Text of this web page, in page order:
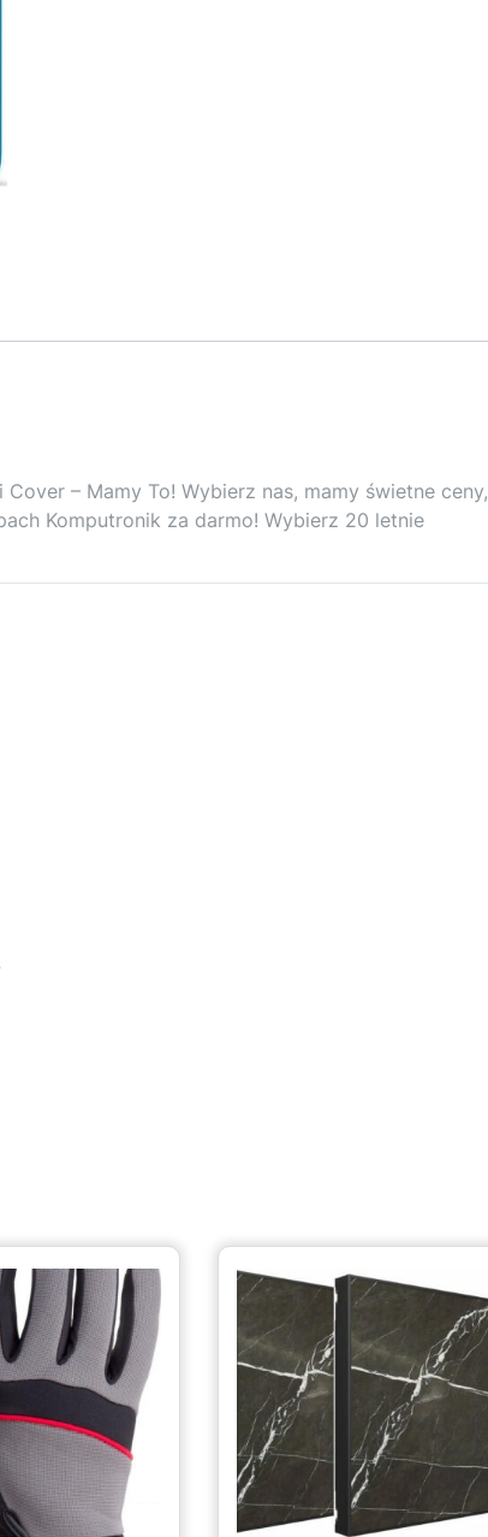
– Mamy To! Wybierz nas, mamy świetne ceny,
Komputronik za darmo! Wybierz 20 letnie